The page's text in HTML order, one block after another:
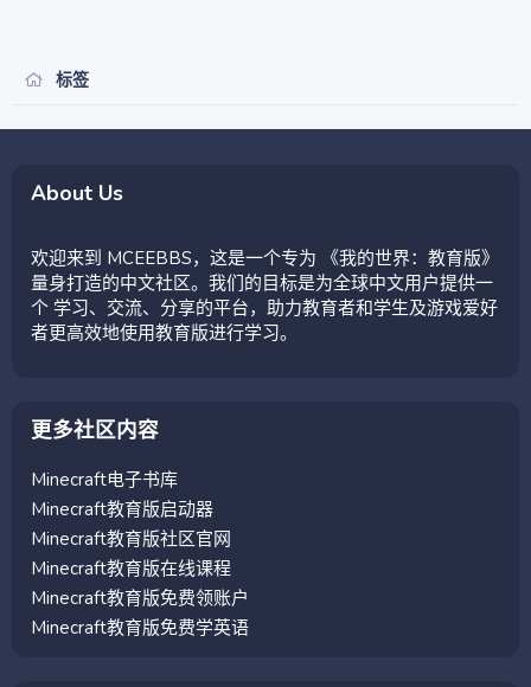
标签
About Us
欢迎来到 MCEEBBS，这是一个专为 《我的世界：教育版》
量身打造的中文社区。我们的目标是为全球中文用户提供一
个 学习、交流、分享的平台，助力教育者和学生及游戏爱好
者更高效地使用教育版进行学习。
更多社区内容
Minecraft电子书库
Minecraft教育版启动器
Minecraft教育版社区官网
Minecraft教育版在线课程
Minecraft教育版免费领账户
Minecraft教育版免费学英语